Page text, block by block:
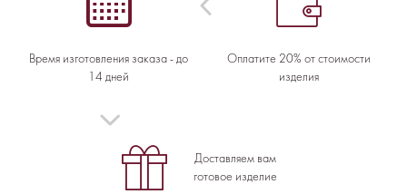
Оплатите 20% от стоимости
изделия
Время изготовления заказа - до
14 дней
Доставляем вам
готовое изделие